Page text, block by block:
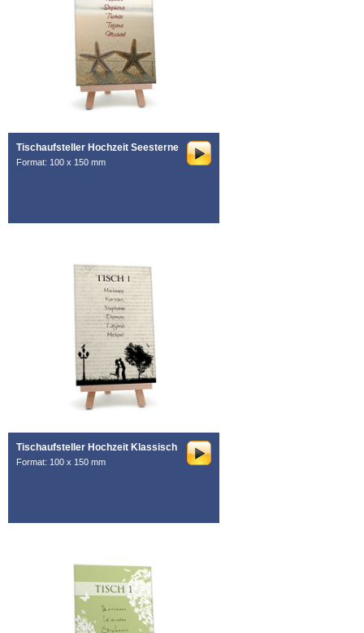
Tischaufsteller Hochzeit Seesterne
Format: 100 x 150 mm
Tischaufsteller Hochzeit Klassisch
Format: 100 x 150 mm